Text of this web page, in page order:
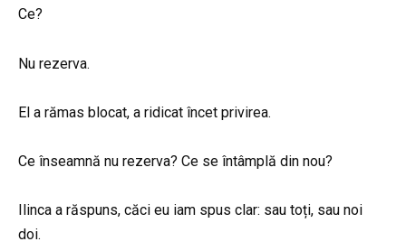
Ce?
Nu rezerva.
El a rămas blocat, a ridicat încet privirea.
Ce înseamnă nu rezerva? Ce se întâmplă din nou?
Ilinca a răspuns, căci eu iam spus clar: sau toți, sau noi
doi.